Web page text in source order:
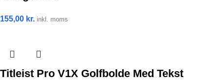
155,00 kr. inkl. moms
Titleist Pro V1X Golfbolde Med Tekst